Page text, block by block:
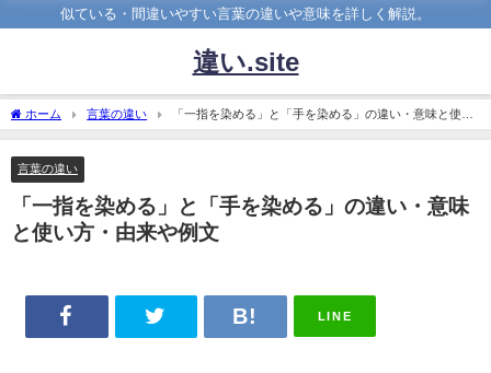
似ている・間違いやすい言葉の違いや意味を詳しく解説。
違い.site
ホーム 言葉の違い
「一指を染める」と「手を染める」の違い・意味と使い
方・由来や例文
言葉の違い
「一指を染める」と「手を染める」の違い・意味
と使い方・由来や例文
LINE